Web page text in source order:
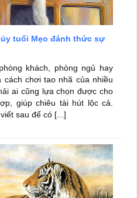
tuổi Mẹo đánh thức sự
khách, phòng ngủ hay
cách chơi tao nhã của nhiều
ai cũng lựa chọn được cho
giúp chiêu tài hút lộc cả.
sau để có [...]